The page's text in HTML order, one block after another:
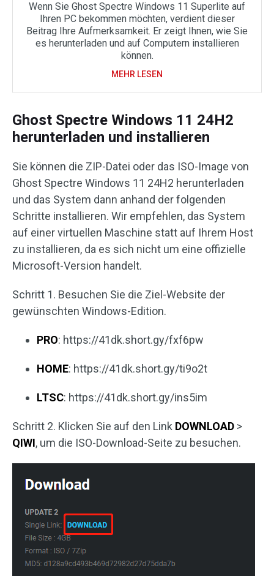
Wenn Sie Ghost Spectre Windows 11 Superlite auf
Ihren PC bekommen möchten, verdient dieser
Beitrag Ihre Aufmerksamkeit. Er zeigt Ihnen, wie Sie
es herunterladen und auf Computern installieren
können.
MEHR LESEN
Ghost Spectre Windows 11 24H2
herunterladen und installieren
Sie können die ZIP-Datei oder das ISO-Image von
Ghost Spectre Windows 11 24H2 herunterladen
und das System dann anhand der folgenden
Schritte installieren. Wir empfehlen, das System
auf einer virtuellen Maschine statt auf Ihrem Host
zu installieren, da es sich nicht um eine offizielle
Microsoft-Version handelt.
Schritt 1. Besuchen Sie die Ziel-Website der
gewünschten Windows-Edition.
PRO: https://41dk.short.gy/fxf6pw
HOME: https://41dk.short.gy/ti9o2t
LTSC: https://41dk.short.gy/ins5im
Schritt 2. Klicken Sie auf den Link DOWNLOAD >
QIWI, um die ISO-Download-Seite zu besuchen.